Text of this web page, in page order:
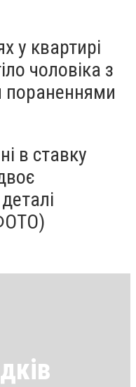
у квартирі
чоловіка з
в ставку